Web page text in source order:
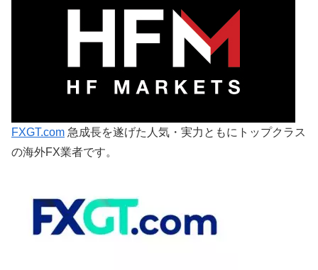
FXGT.com 急成長を遂げた人気・実力ともにトップクラス
の海外FX業者です。